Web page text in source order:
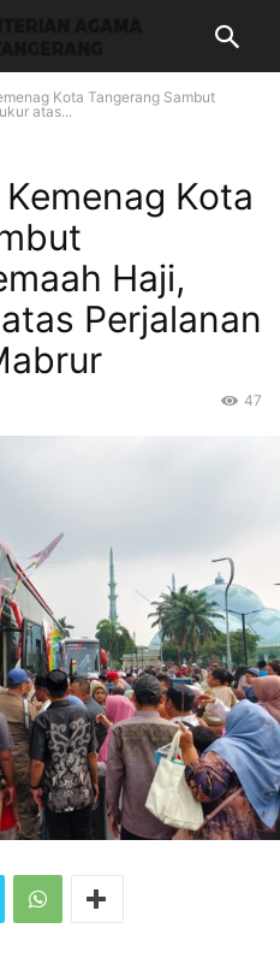
Kota Tangerang Sambut
atas...
Kota
Haji,
Perjalanan
47